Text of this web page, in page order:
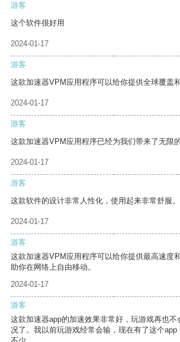
游客
这个软件很好用
2024-01-17
游客
这款加速器VPM应用程序可以给你提供全球覆盖
2024-01-17
游客
这款加速器VPM应用程序已经为我们带来了无限
2024-01-17
游客
这款软件的设计非常人性化，使用起来非常舒服。
2024-01-17
游客
这款加速器VPM应用程序可以给你提供最高速度
助你在网络上自由移动。
2024-01-17
游客
这款加速器app的加速效果非常好，玩游戏再也
况了。我以前玩游戏经常会输，现在有了这个app